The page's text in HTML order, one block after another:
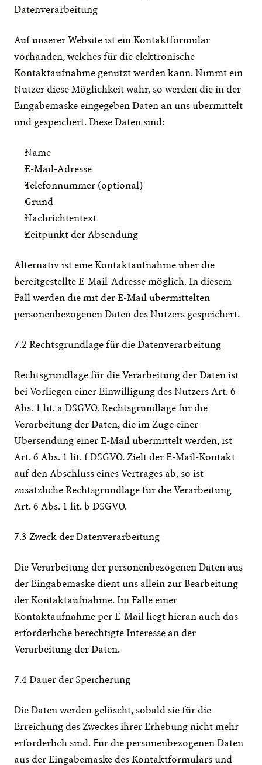
Datenverarbeitung
Auf unserer Website ist ein Kontaktformular
vorhanden, welches für die elektronische
Kontaktaufnahme genutzt werden kann. Nimmt ein
Nutzer diese Möglichkeit wahr, so werden die in der
Eingabemaske eingegeben Daten an uns übermittelt
und gespeichert. Diese Daten sind:
Name
E-Mail-Adresse
Telefonnummer (optional)
Grund
Nachrichtentext
Zeitpunkt der Absendung
Alternativ ist eine Kontaktaufnahme über die
bereitgestellte E-Mail-Adresse möglich. In diesem
Fall werden die mit der E-Mail übermittelten
personenbezogenen Daten des Nutzers gespeichert.
7.2 Rechtsgrundlage für die Datenverarbeitung
Rechtsgrundlage für die Verarbeitung der Daten ist
bei Vorliegen einer Einwilligung des Nutzers Art. 6
Abs. 1 lit. a DSGVO. Rechtsgrundlage für die
Verarbeitung der Daten, die im Zuge einer
Übersendung einer E-Mail übermittelt werden, ist
Art. 6 Abs. 1 lit. f DSGVO. Zielt der E-Mail-Kontakt
auf den Abschluss eines Vertrages ab, so ist
zusätzliche Rechtsgrundlage für die Verarbeitung
Art. 6 Abs. 1 lit. b DSGVO.
7.3 Zweck der Datenverarbeitung
Die Verarbeitung der personenbezogenen Daten aus
der Eingabemaske dient uns allein zur Bearbeitung
der Kontaktaufnahme. Im Falle einer
Kontaktaufnahme per E-Mail liegt hieran auch das
erforderliche berechtigte Interesse an der
Verarbeitung der Daten.
7.4 Dauer der Speicherung
Die Daten werden gelöscht, sobald sie für die
Erreichung des Zweckes ihrer Erhebung nicht mehr
erforderlich sind. Für die personenbezogenen Daten
aus der Eingabemaske des Kontaktformulars und